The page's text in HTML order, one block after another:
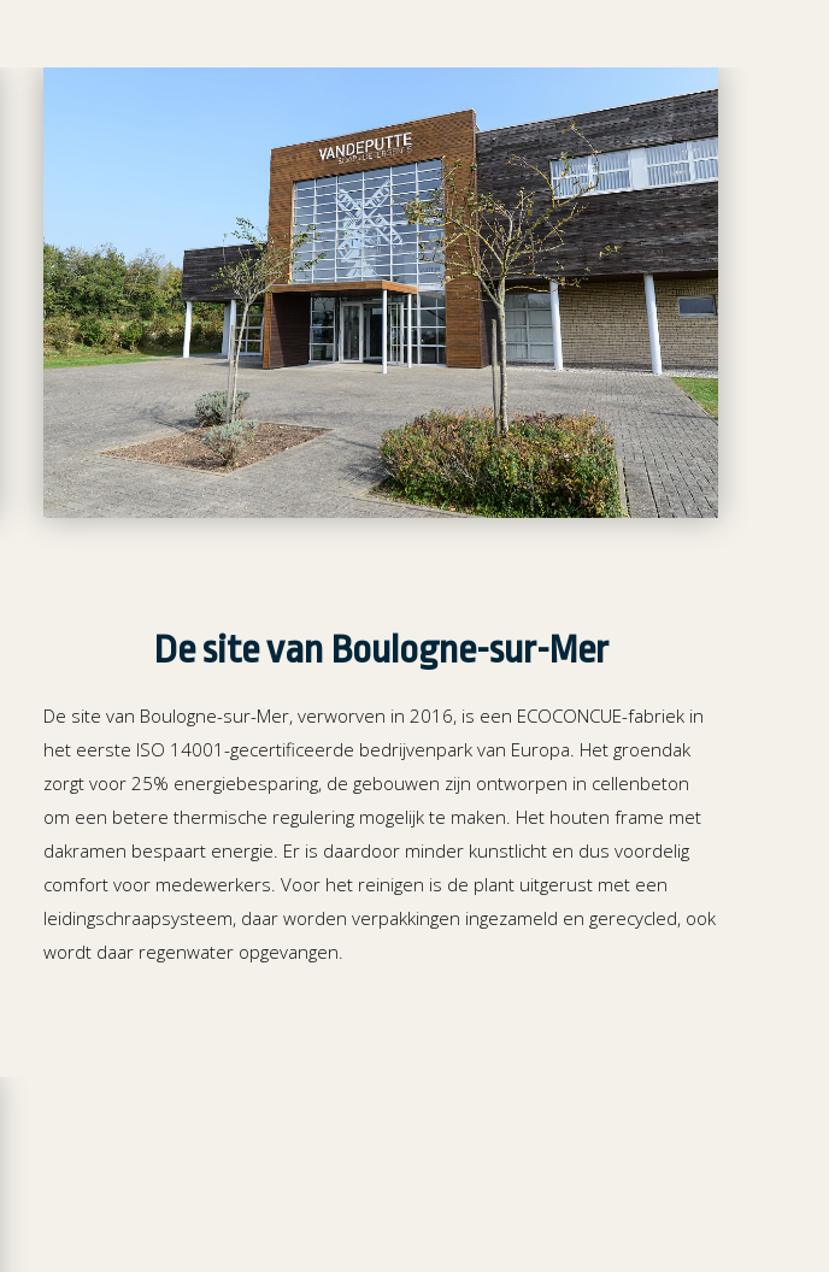
De site van Boulogne-sur-Mer
De site van Boulogne-sur-Mer, verworven in 2016, is een ECOCONCUE-fabriek in
het eerste ISO 14001-gecertificeerde bedrijvenpark van Europa. Het groendak
zorgt voor 25% energiebesparing, de gebouwen zijn ontworpen in cellenbeton
om een betere thermische regulering mogelijk te maken. Het houten frame met
dakramen bespaart energie. Er is daardoor minder kunstlicht en dus voordelig
comfort voor medewerkers. Voor het reinigen is de plant uitgerust met een
leidingschraapsysteem, daar worden verpakkingen ingezameld en gerecycled, ook
wordt daar regenwater opgevangen.